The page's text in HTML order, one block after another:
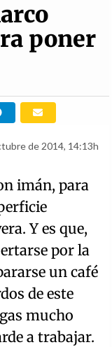
poner
de 2014, 14:13h
imán, para
Y es que,
por la
un café
de este
mucho
a trabajar.